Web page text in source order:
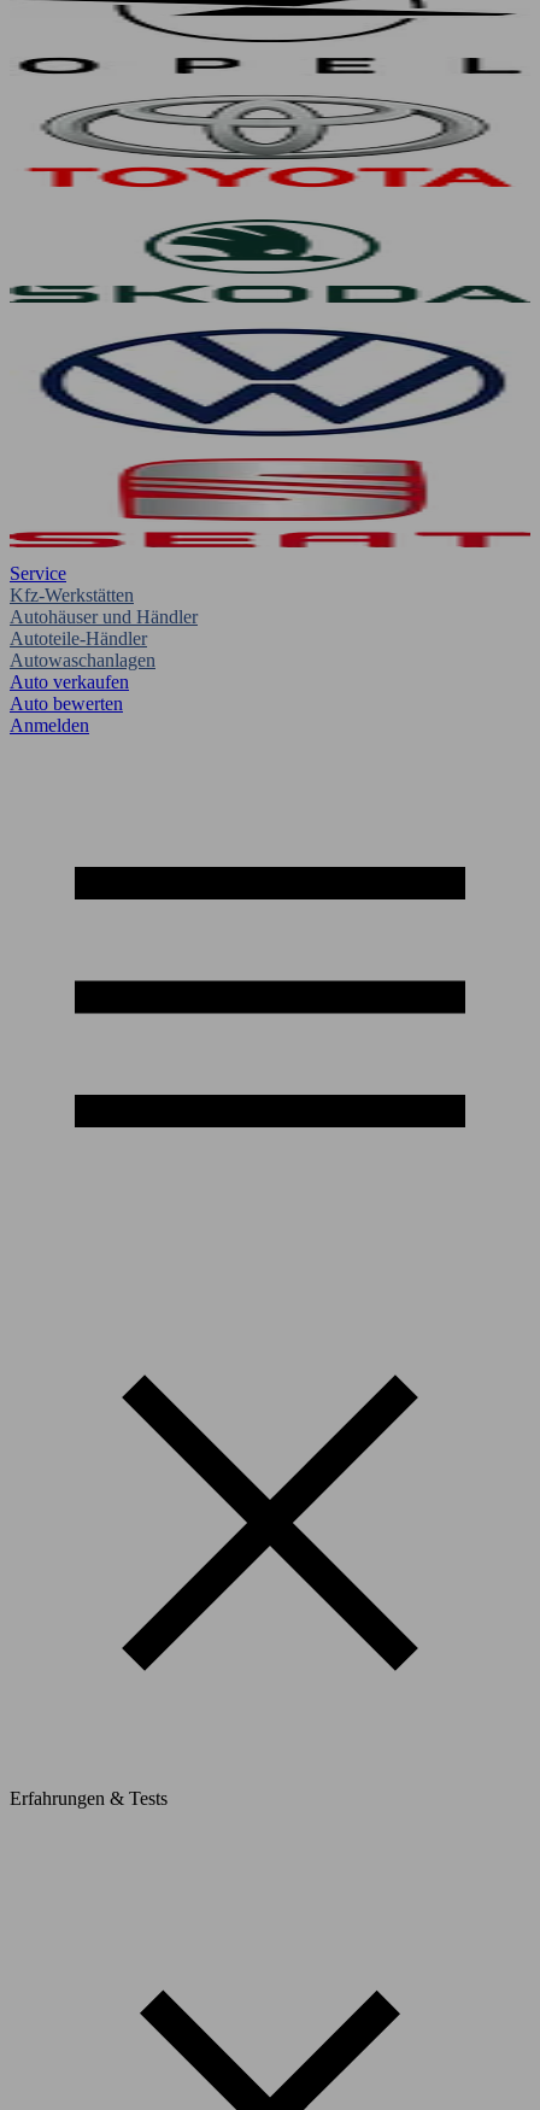
Service
Kfz-Werkstätten
Autohäuser und Händler
Autoteile-Händler
Autowaschanlagen
Auto verkaufen
Auto bewerten
Anmelden
Erfahrungen & Tests